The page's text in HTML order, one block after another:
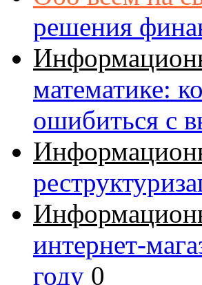
решения
математике:
ошибиться с
интернет-
году 0